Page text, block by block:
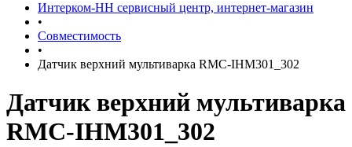
Интерком-НН сервисный центр, интернет-магазин
•
Совместимость
•
Датчик верхний мультиварка RMC-IHM301_302
Датчик верхний мультиварка
RMC-IHM301_302